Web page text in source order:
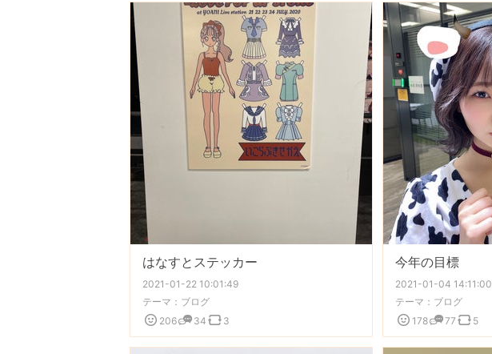
はなすとステッカー
2021-01-22 10:01:49
テーマ： ブログ
206
34 3
今年の目標
2021-01-04 14:11:00
テーマ： ブログ
178
77 5